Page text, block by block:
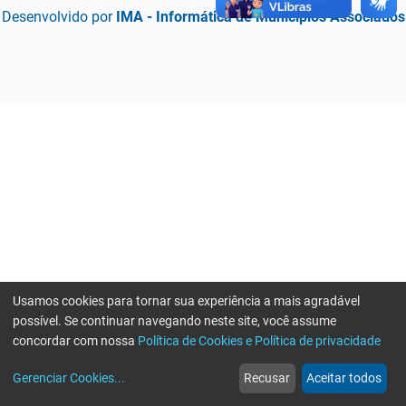
Desenvolvido por IMA - Informática de Municípios Associados
web
Notícias
more_horiz
Mais
Usamos cookies para tornar sua experiência a mais agradável
possível. Se continuar navegando neste site, você assume
concordar com nossa Política de Cookies e Política de privacidade
Gerenciar Cookies... Recusar Aceitar todos
Erro ao enviar informações, por favor tente novamente